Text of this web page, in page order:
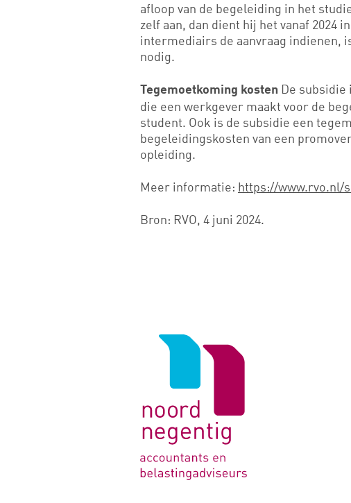
afloop van de begeleiding in het
zelf aan, dan dient hij het vanaf 2024
intermediairs de aanvraag indienen,
nodig.
Tegemoetkoming kosten De subsidie
die een werkgever maakt voor de
student. Ook is de subsidie een
begeleidingskosten van een
opleiding.
Meer informatie: https://www.rvo.nl/
Bron: RVO, 4 juni 2024.
Logo